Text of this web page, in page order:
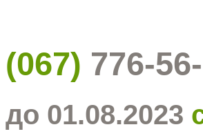
(067) 776-
до 01.08.2023